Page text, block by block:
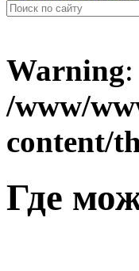
Warning
/www/
content/
Где